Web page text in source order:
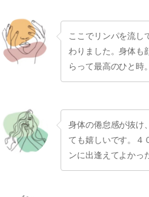
ここでリンパを流し
わりました。身体も
らって最高のひと時。
身体の倦怠感が抜け
ても嬉しいです。４
ンに出逢えてよかっ